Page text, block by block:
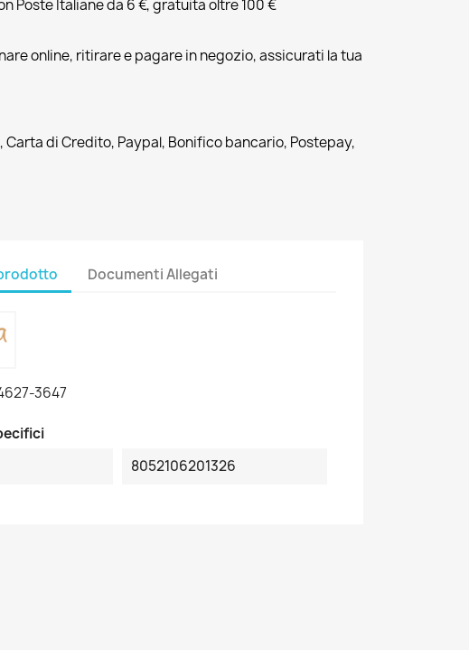
Poste Italiane da 6 €, gratuita oltre 100 €
online, ritirare e pagare in negozio, assicurati la tua
Carta di Credito, Paypal, Bonifico bancario, Postepay,
Documenti Allegati
3647
8052106201326